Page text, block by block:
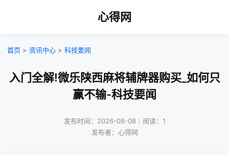
心得网
首页 > 资讯中心 > 科技要闻
入门全解!微乐陕西麻将辅牌器购买_如何只
赢不输-科技要闻
发布时间：2026-08-08｜阅读：1
发布者：心得网